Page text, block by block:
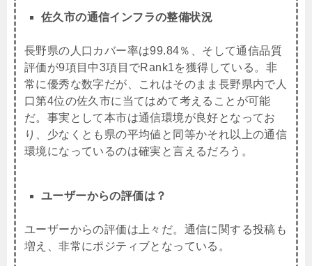
佐久市の通信インフラの整備状況
長野県の人口カバー率は99.84％、そして通信品質
評価が9項目中3項目でRank1を獲得している。非
常に優秀な数字だが、これはそのまま長野県内で人
口第4位の佐久市に当てはめて考えることが可能
だ。事実として本市は通信環境が良好となってお
り、少なくとも県の平均値と同等かそれ以上の通信
環境になっているのは確実と言えるだろう。
ユーザーからの評価は？
ユーザーからの評価は上々だ。通信に関する投稿も
増え、非常にポジティブとなっている。